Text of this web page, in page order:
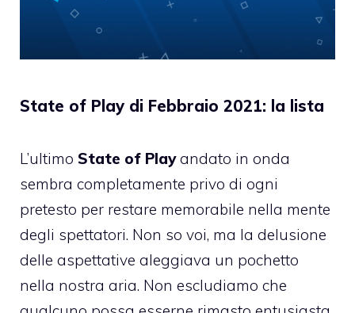
State of Play di Febbraio 2021: la lista
L’ultimo State of Playandato in onda
sembra completamente privo di ogni
pretesto per restare memorabile nella mente
degli spettatori. Non so voi, ma la delusione
delle aspettative aleggiava un pochetto
nella nostra aria. Non escludiamo che